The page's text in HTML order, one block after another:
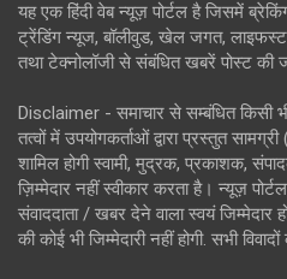
यह एक हिंदी वेब न्यूज़ पोर्टल है जिसमें
ट्रेंडिंग न्यूज, बॉलीवुड, खेल जगत,
तथा टेक्नोलॉजी से संबंधित खबरें पोस्ट की
Disclaimer - समाचार से सम्बंधित किसी
तत्वों में उपयोगकर्ताओं द्वारा प्रस्तुत
शामिल होगी स्वामी, मुद्रक, प्रकाशक,
ज़िम्मेदार नहीं स्वीकार करता है। न्यूज़
संवाददाता / खबर देने वाला स्वयं जिम्मेदार
की कोई भी जिम्मेदारी नहीं होगी. सभी विवादों